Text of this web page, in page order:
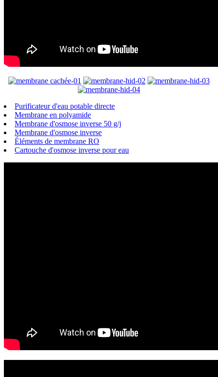
Purificateur d'eau potable directe
Membrane en polyamide
Membrane d'osmose inverse 50 g/j
Membrane d'osmose inverse
Éléments de membrane RO
Cartouche d'osmose inverse pour eau